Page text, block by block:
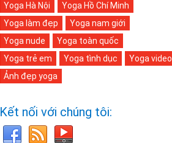
Yoga Hà Nội
Yoga Hồ Chí Minh
Yoga làm đẹp
Yoga nam giới
Yoga nude
Yoga toàn quốc
Yoga trẻ em
Yoga tình dục
Yoga video
Ảnh đẹp yoga
Kết nối với chúng tôi: